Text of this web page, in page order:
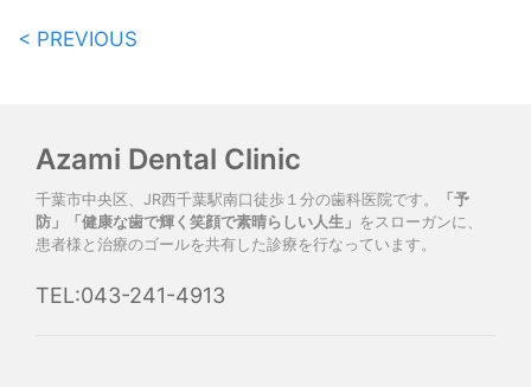
< PREVIOUS
Azami Dental Clinic
千葉市中央区、JR西千葉駅南口徒歩１分の歯科医院です。
「予
防」「健康な歯で輝く笑顔で素晴らしい人生」 をスローガンに、
患者様と治療のゴールを共有した診療を行なっています。
TEL:043-241-4913